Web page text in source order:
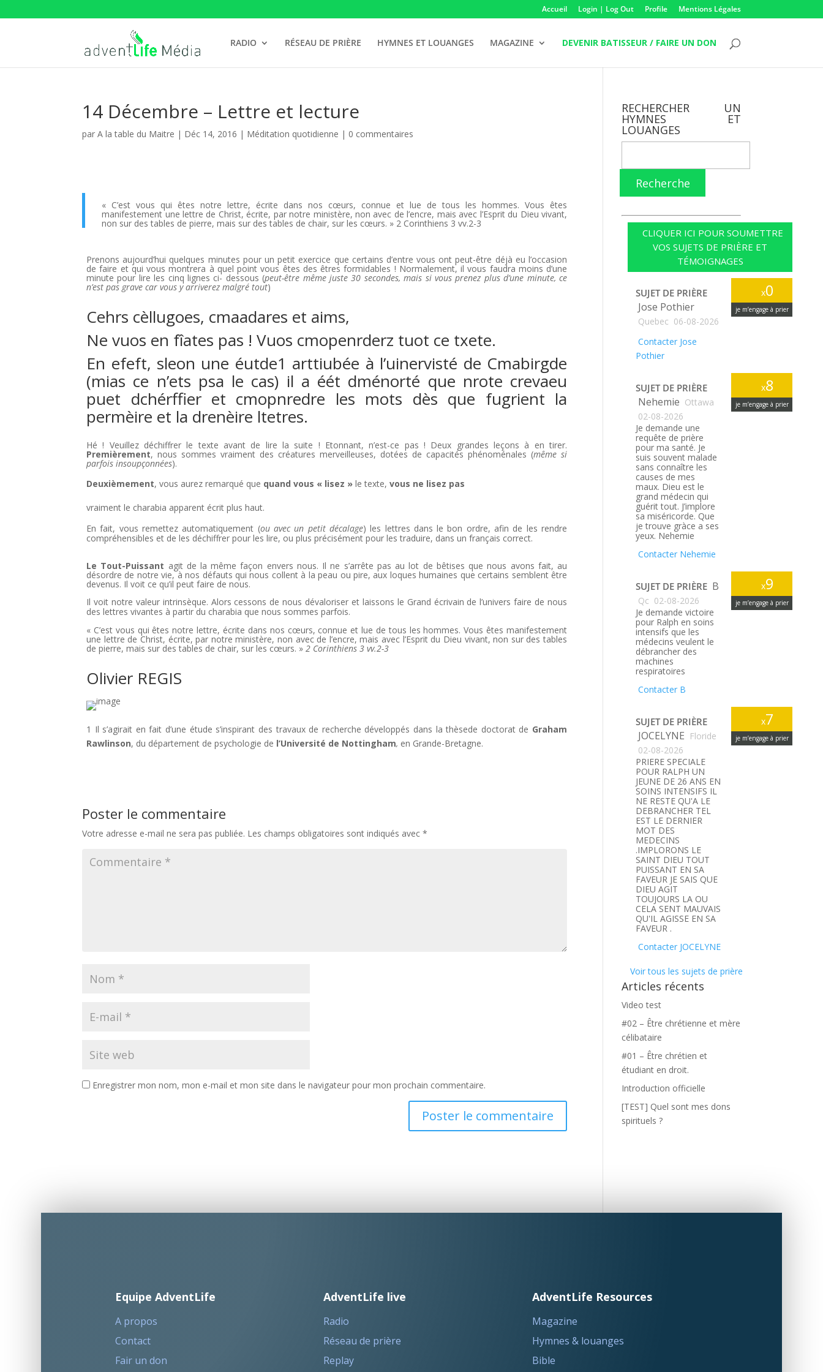
Accueil Login | Log Out Profile Mentions Légales
RADIO RÉSEAU DE PRIÈRE HYMNES ET LOUANGES MAGAZINE DEVENIR BATISSEUR / FAIRE UN DON
14 Décembre – Lettre et lecture
parA la table du Maitre | Déc 14, 2016 | Méditation quotidienne | 0 commentaires
« C’est vous qui êtes notre lettre, écrite dans nos cœurs, connue et lue de tous les hommes. Vous êtes
manifestement une lettre de Christ, écrite, par notre ministère, non avec de l’encre, mais avec l’Esprit du Dieu vivant,
non sur des tables de pierre, mais sur des tables de chair, sur les cœurs. » 2 Corinthiens 3 vv.2-3
Prenons aujourd’hui quelques minutes pour un petit exercice que certains d’entre vous ont peut-être déjà eu l’occasion
de faire et qui vous montrera à quel point vous êtes des êtres formidables ! Normalement, il vous faudra moins d’une
minute pour lire les cinq lignes ci- dessous (peut-être même juste 30 secondes, mais si vous prenez plus d’une minute, ce
n’est pas grave car vous y arriverez malgré tout)
Cehrs cèllugoes, cmaadares et aims,
Ne vuos en fîates pas ! Vuos cmopenrderz tuot ce txete.
En efeft, sleon une éutde1 arttiubée à l’uinervisté de Cmabirgde
(mias ce n’ets psa le cas) il a éét dménorté que nrote crevaeu
puet dchérffier et cmopnredre les mots dès que fugrient la
permèire et la drenèire ltetres.
Hé ! Veuillez déchiffrer le texte avant de lire la suite ! Etonnant, n’est-ce pas ! Deux grandes leçons à en tirer.
Premièrement, nous sommes vraiment des créatures merveilleuses, dotées de capacités phénoménales (même si
parfois insoupçonnées).
Deuxièmement, vous aurez remarqué que quand vous « lisez »le texte,vous ne lisez pas
vraiment le charabia apparent écrit plus haut.
En fait, vous remettez automatiquement (ou avec un petit décalage) les lettres dans le bon ordre, afin de les rendre
compréhensibles et de les déchiffrer pour les lire, ou plus précisément pour les traduire, dans un français correct.
Le Tout-Puissant agit de la même façon envers nous. Il ne s’arrête pas au lot de bêtises que nous avons fait, au
désordre de notre vie, à nos défauts qui nous collent à la peau ou pire, aux loques humaines que certains semblent être
devenus. Il voit ce qu’il peut faire de nous.
Il voit notre valeur intrinsèque. Alors cessons de nous dévaloriser et laissons le Grand écrivain de l’univers faire de nous
des lettres vivantes à partir du charabia que nous sommes parfois.
« C’est vous qui êtes notre lettre, écrite dans nos cœurs, connue et lue de tous les hommes. Vous êtes manifestement
une lettre de Christ, écrite, par notre ministère, non avec de l’encre, mais avec l’Esprit du Dieu vivant, non sur des tables
de pierre, mais sur des tables de chair, sur les cœurs. »2 Corinthiens 3 vv.2-3
Olivier REGIS
1 Il s’agirait en fait d’une étude s’inspirant des travaux de recherche développés dans la thèsede doctorat de Graham
Rawlinson, du département de psychologie de l’Université de Nottingham, en Grande-Bretagne.
Poster le commentaire
Votre adresse e-mail ne sera pas publiée. Les champs obligatoires sont indiqués avec*
Enregistrer mon nom, mon e-mail et mon site dans le navigateur pour mon prochain commentaire.
RECHERCHER UN
HYMNES ET
LOUANGES
Recherche
CLIQUER ICI POUR SOUMETTRE
VOS SUJETS DE PRIÈRE ET
TÉMOIGNAGES
x0
je m’engage à prier
SUJET DE PRIÈRE
Jose Pothier
Quebec 06-08-2026
Contacter Jose
Pothier
x8
je m’engage à prier
SUJET DE PRIÈRE
Nehemie Ottawa
02-08-2026
Je demande une
requête de prière
pour ma santé. Je
suis souvent malade
sans connaître les
causes de mes
maux. Dieu est le
grand médecin qui
guérit tout. J’implore
sa miséricorde. Que
je trouve gràce a ses
yeux. Nehemie
Contacter Nehemie
x9
je m’engage à prier
SUJET DE PRIÈRE B
Qc 02-08-2026
Je demande victoire
pour Ralph en soins
intensifs que les
médecins veulent le
débrancher des
machines
respiratoires
Contacter B
x7
je m’engage à prier
SUJET DE PRIÈRE
JOCELYNE Floride
02-08-2026
PRIERE SPECIALE
POUR RALPH UN
JEUNE DE 26 ANS EN
SOINS INTENSIFS IL
NE RESTE QU'A LE
DEBRANCHER TEL
EST LE DERNIER
MOT DES
MEDECINS
.IMPLORONS LE
SAINT DIEU TOUT
PUISSANT EN SA
FAVEUR JE SAIS QUE
DIEU AGIT
TOUJOURS LA OU
CELA SENT MAUVAIS
QU'IL AGISSE EN SA
FAVEUR .
Contacter JOCELYNE
Voir tous les sujets de prière
Articles récents
Video test
#02 – Être chrétienne et mère
célibataire
#01 – Être chrétien et
étudiant en droit.
Introduction officielle
[TEST] Quel sont mes dons
spirituels ?
Equipe AdventLife
A propos
Contact
Fair un don
AdventLife live
Radio
Réseau de prière
Replay
AdventLife Resources
Magazine
Hymnes & louanges
Bible